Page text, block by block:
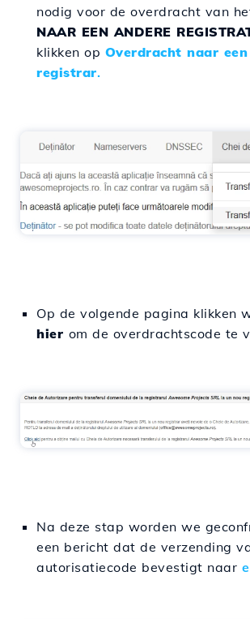
nodig voor de overdracht van
NAAR EEN ANDERE
klikken op Overdracht naar
registrar.
Op de volgende pagina klikken
hier om de overdrachtscode te
Na deze stap worden we
een bericht dat de verzending
autorisatiecode bevestigt naar